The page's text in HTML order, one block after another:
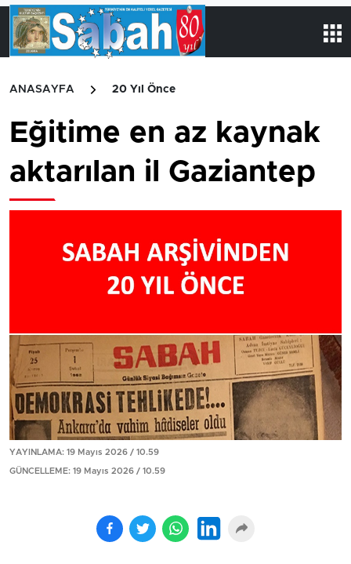
ANASAYFA 20 Yıl Önce
Eğitime en az kaynak
aktarılan il Gaziantep
YAYINLAMA: 19 Mayıs 2026 / 10.59
GÜNCELLEME: 19 Mayıs 2026 / 10.59